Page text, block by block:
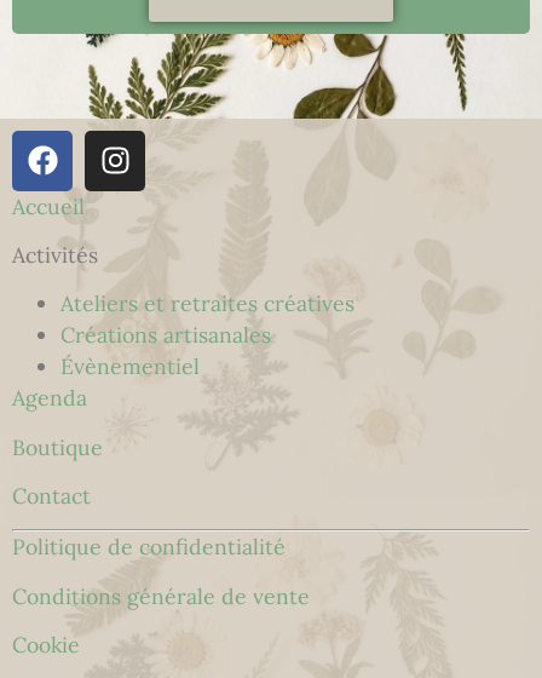
Accueil
Activités
Ateliers et retraites créatives
Créations artisanales
Évènementiel
Agenda
Boutique
Contact
Politique de confidentialité
Conditions générale de vente
Cookie